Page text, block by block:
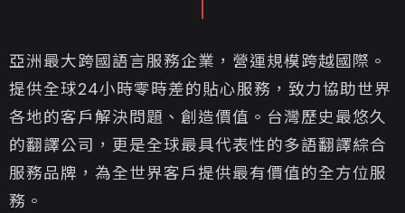
亞洲最大跨國語言服務企業，營運規模跨越國際。
提供全球24小時零時差的貼心服務，致力協助世界
各地的客戶解決問題、創造價值。台灣歷史最悠久
的翻譯公司，更是全球最具代表性的多語翻譯綜合
服務品牌，為全世界客戶提供最有價值的全方位服
務。